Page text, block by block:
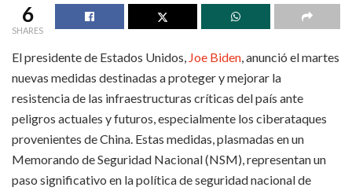
6
SHARES
El presidente de Estados Unidos, Joe Biden , anunció el martes
nuevas medidas destinadas a proteger y mejorar la
resistencia de las infraestructuras críticas del país ante
peligros actuales y futuros, especialmente los ciberataques
provenientes de China. Estas medidas, plasmadas en un
Memorando de Seguridad Nacional (NSM), representan un
paso significativo en la política de seguridad nacional de